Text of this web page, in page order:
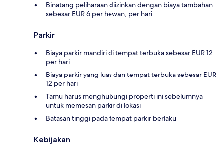
Binatang peliharaan diizinkan dengan biaya tambahan
sebesar EUR 6 per hewan, per hari
Parkir
Biaya parkir mandiri di tempat terbuka sebesar EUR 12
per hari
Biaya parkir yang luas dan tempat terbuka sebesar EUR
12 per hari
Tamu harus menghubungi properti ini sebelumnya
untuk memesan parkir di lokasi
Batasan tinggi pada tempat parkir berlaku
Kebijakan